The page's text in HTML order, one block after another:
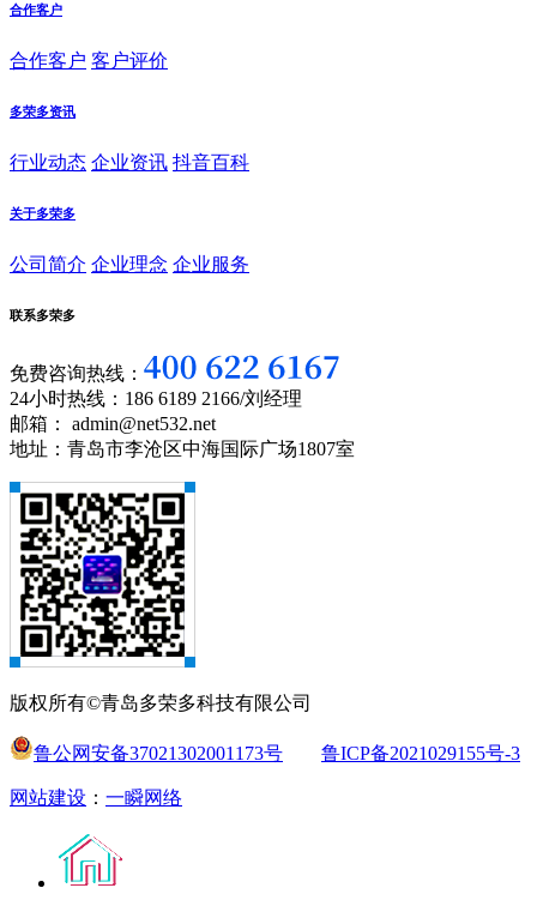
合作客户
合作客户 客户评价
多荣多资讯
行业动态 企业资讯 抖音百科
关于多荣多
公司简介 企业理念 企业服务
联系多荣多
免费咨询热线：
24小时热线：186 6189 2166/刘经理
邮箱： admin@net532.net
地址：青岛市李沧区中海国际广场1807室
版权所有©青岛多荣多科技有限公司
鲁公网安备37021302001173号 鲁ICP备2021029155号-3
网站建设 ： 一瞬网络